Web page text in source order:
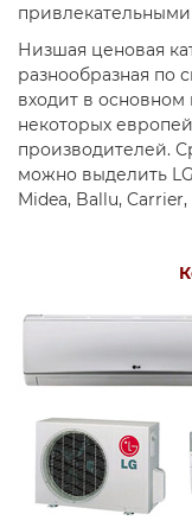
Низшая ценовая
разнообразная по
входит в основном
некоторых
производителей.
можно выделить
Midea, Ballu,